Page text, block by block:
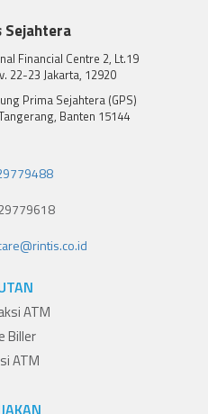
Sejahtera
Financial Centre 2, Lt.19
22-23 Jakarta, 12920
Prima Sejahtera (GPS)
Banten 15144
ATM
Biller
ATM